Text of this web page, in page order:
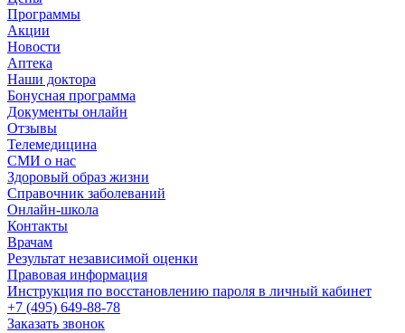
Программы
Акции
Новости
Аптека
Наши доктора
Бонусная программа
Документы онлайн
Отзывы
Телемедицина
СМИ о нас
Здоровый образ жизни
Справочник заболеваний
Онлайн-школа
Контакты
Врачам
Результат независимой оценки
Правовая информация
Инструкция по восстановлению пароля в личный кабинет
+7 (495) 649-88-78
Заказать звонок